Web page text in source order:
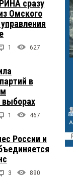
сразу
Омского
1 627
в
выборах
1 467
России и
3 890